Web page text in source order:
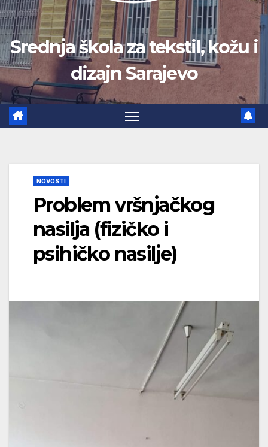
Srednja škola za tekstil, kožu i
dizajn Sarajevo
NOVOSTI
Problem vršnjačkog
nasilja (fizičko i
psihičko nasilje)